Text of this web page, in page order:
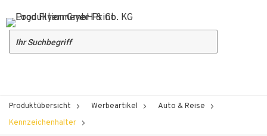
Produktübersicht Werbeartikel
Auto & Reise
Kennzeichenhalter